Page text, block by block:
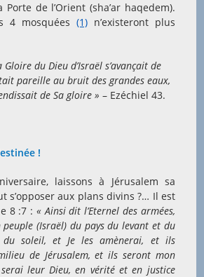
de l’Orient (sha’ar haqedem).
4 mosquées (1)n’existeront plus
du Dieu d’Israël s’avançait de
pareille au bruit des grandes eaux,
de Sa gloire » – Ezéchiel 43.
!
laissons à Jérusalem sa
s’opposer aux plans divins ?… Il est
8 :7 : « Ainsi dit l’Eternel des armées,
peuple (Israël) du pays du levant et du
du soleil, et Je les amènerai, et ils
de Jérusalem, et ils seront mon
leur Dieu, en vérité et en justice